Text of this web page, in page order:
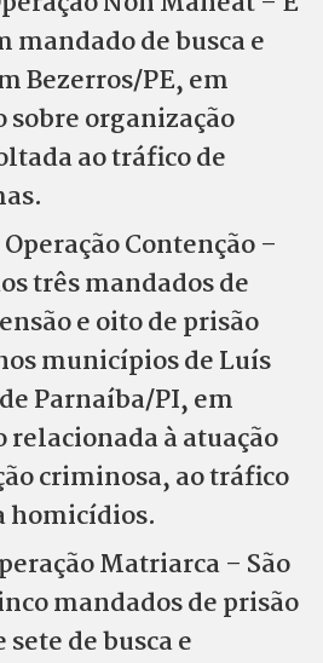
mandado de busca e
Bezerros/PE, em
organização
ao tráfico de
Contenção –
três mandados de
e oito de prisão
municípios de Luís
Parnaíba/PI, em
à atuação
criminosa, ao tráfico
homicídios.
Matriarca – São
mandados de prisão
de busca e